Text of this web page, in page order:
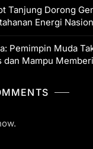
Tanjung Dorong
Energi
Pemimpin Muda
Mampu